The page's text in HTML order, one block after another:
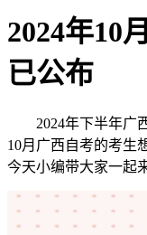
2024年10
已公布
2024年下半年广西
10月广西自考的考生
今天小编带大家一起